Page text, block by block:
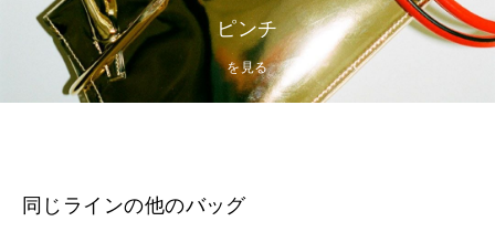
ピンチ
を見る
同じラインの他のバッグ